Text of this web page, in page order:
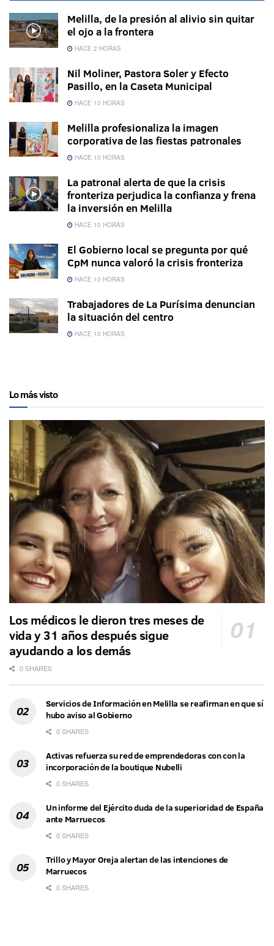
Melilla, de la presión al alivio sin quitar
el ojo a la frontera
HACE 2 HORAS
Nil Moliner, Pastora Soler y Efecto
Pasillo, en la Caseta Municipal
HACE 10 HORAS
Melilla profesionaliza la imagen
corporativa de las fiestas patronales
HACE 10 HORAS
La patronal alerta de que la crisis
fronteriza perjudica la confianza y frena
la inversión en Melilla
HACE 10 HORAS
El Gobierno local se pregunta por qué
CpM nunca valoró la crisis fronteriza
HACE 10 HORAS
Trabajadores de La Purísima denuncian
la situación del centro
HACE 10 HORAS
Lo más visto
Los médicos le dieron tres meses de
vida y 31 años después sigue
ayudando a los demás
0 SHARES
Servicios de Información en Melilla se reafirman en que sí
hubo aviso al Gobierno
0 SHARES
Activas refuerza su red de emprendedoras con con la
incorporación de la boutique Nubelli
0 SHARES
Un informe del Ejército duda de la superioridad de España
ante Marruecos
0 SHARES
Trillo y Mayor Oreja alertan de las intenciones de
Marruecos
0 SHARES